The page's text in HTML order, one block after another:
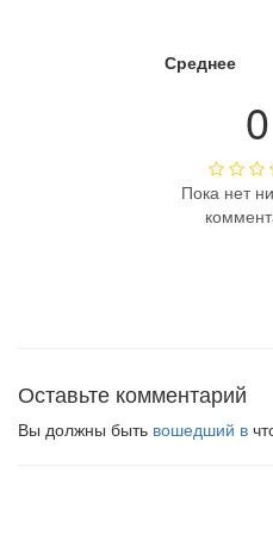
Среднее
0
Пока нет
Оставьте комментарий
Вы должны быть вошедший в